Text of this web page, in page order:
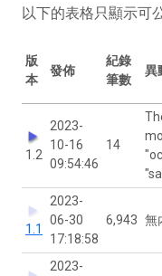
以下的表格只顯示可
版
本
發佈
紀錄
筆數
異
1.2
2023-
10-16
09:54:46
14
1.1
2023-
06-30
17:18:58
6,943 無
2023-